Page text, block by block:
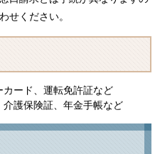
せください。
ード、運転免許証など
護保険証、年金手帳など